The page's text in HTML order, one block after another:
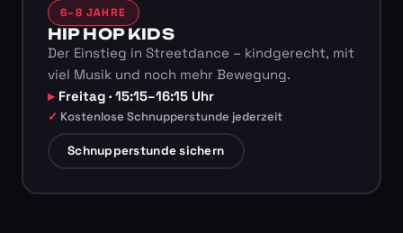
6–8 JAHRE
HIP HOP KIDS
Der Einstieg in Streetdance – kindgerecht, mit
viel Musik und noch mehr Bewegung.
Freitag · 15:15–16:15 Uhr
Kostenlose Schnupperstunde jederzeit
Schnupperstunde sichern